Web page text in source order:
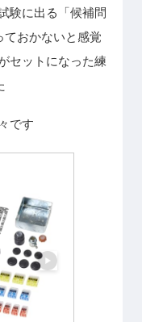
験に出る「候補問
ておかないと感覚
セットになった練
です